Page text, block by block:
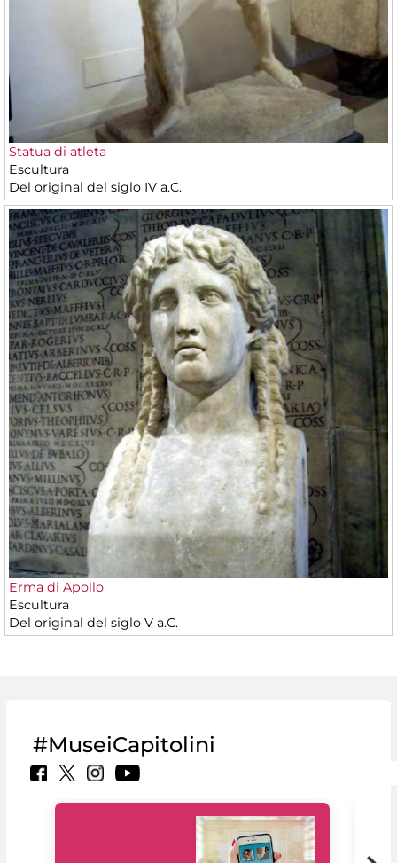
Statua di atleta
Escultura
Del original del siglo IV a.C.
Erma di Apollo
Escultura
Del original del siglo V a.C.
#MuseiCapitolini